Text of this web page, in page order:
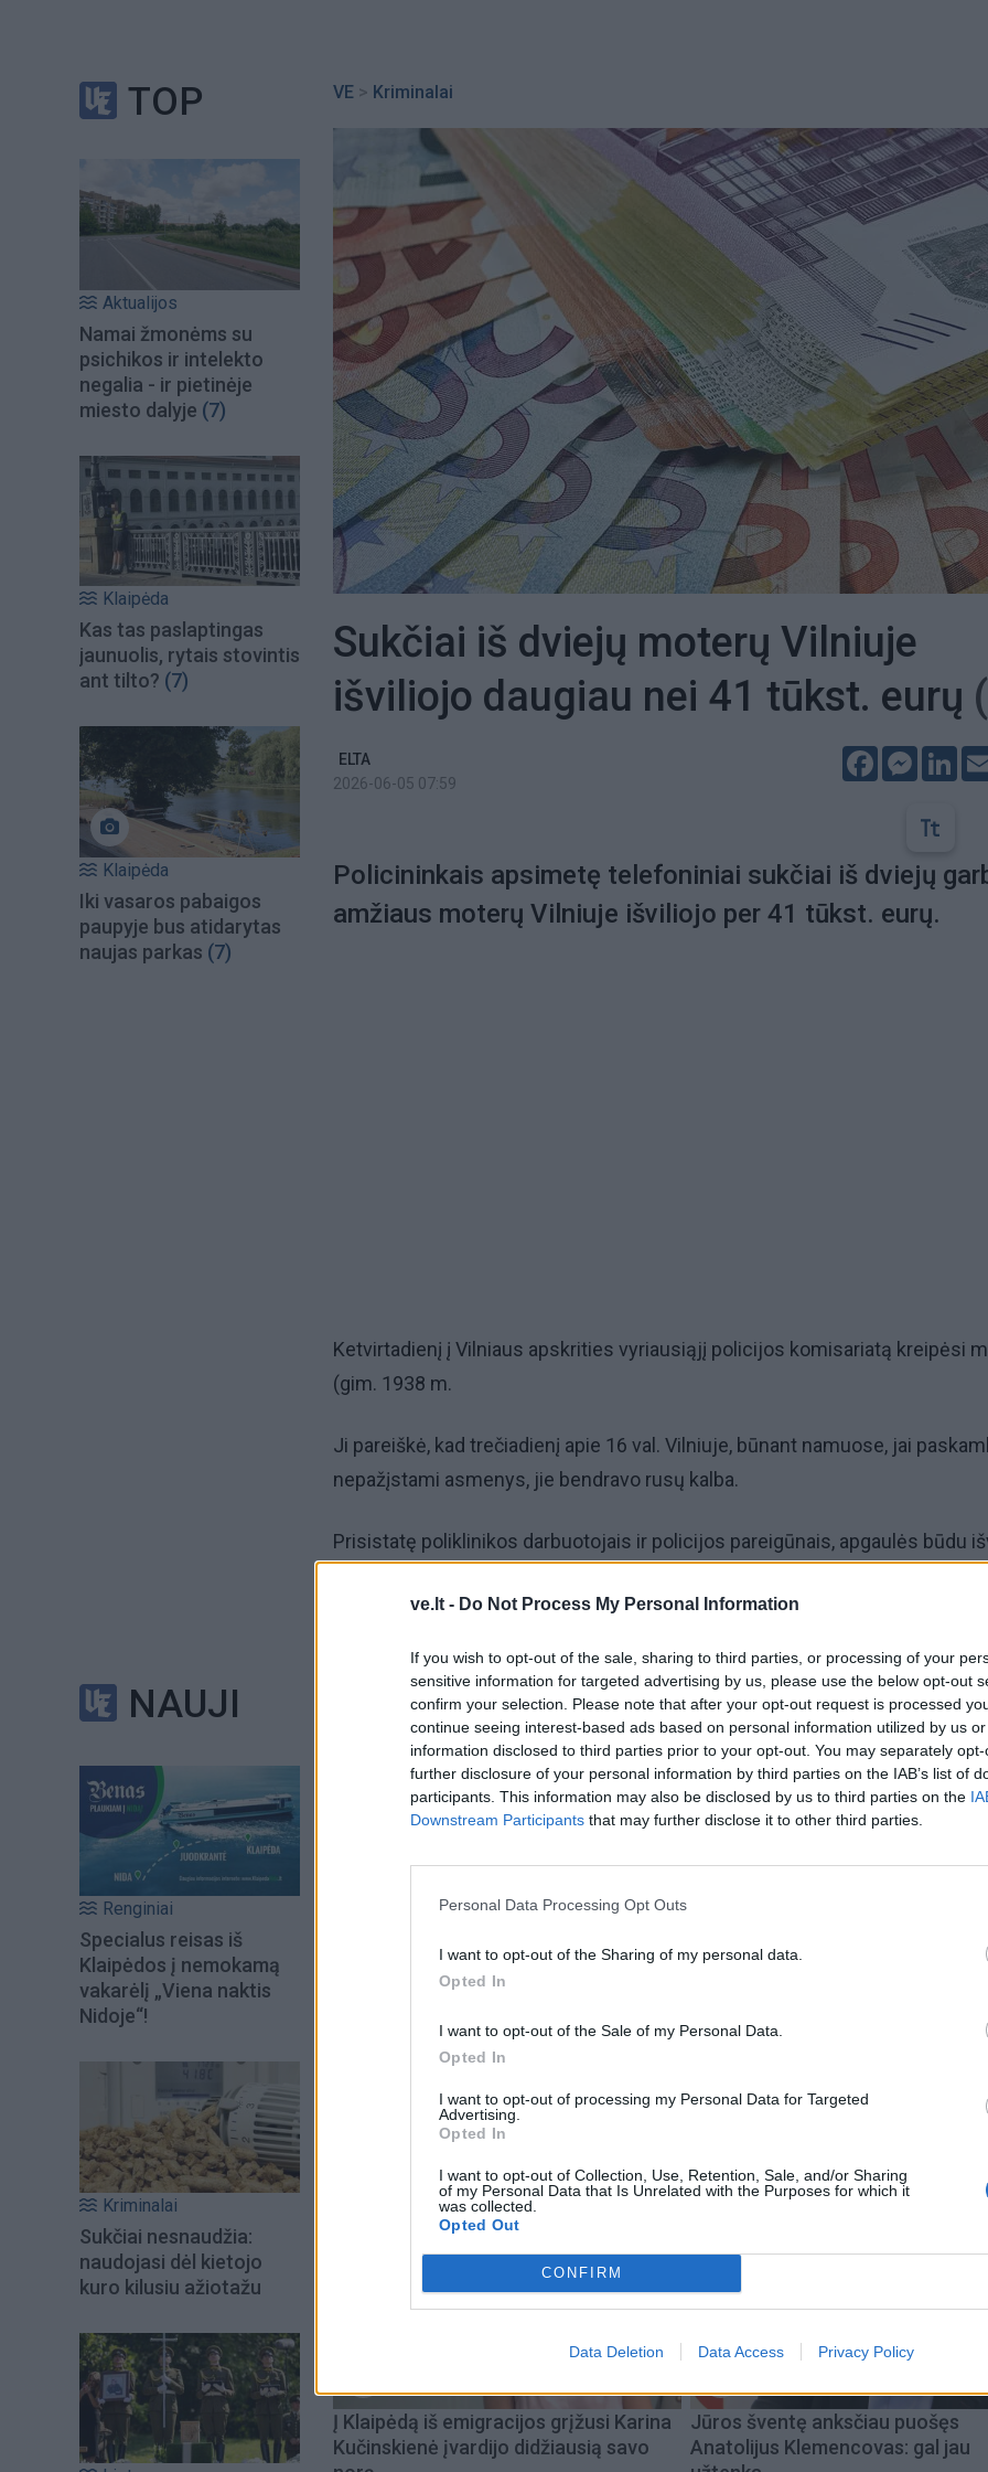
ve.lt - Do Not Process My Personal Information
If you wish to opt-out of the sale, sharing to third parties, or processing of your
sensitive information for targeted advertising by us, please use the below opt-out
confirm your selection. Please note that after your opt-out request is processed
continue seeing interest-based ads based on personal information utilized by us
information disclosed to third parties prior to your opt-out. You may separately
further disclosure of your personal information by third parties on the IAB’s list of
participants. This information may also be disclosed by us to third parties on the
Downstream Participants that may further disclose it to other third parties.
Personal Data Processing Opt Outs
I want to opt-out of the Sharing of my personal data.
Opted In
I want to opt-out of the Sale of my Personal Data.
Opted In
I want to opt-out of processing my Personal Data for Targeted
Advertising.
Opted In
I want to opt-out of Collection, Use, Retention, Sale, and/or Sharing
of my Personal Data that Is Unrelated with the Purposes for which it
was collected.
Opted Out
CONFIRM
Data Deletion Data Access Privacy Policy
TOP
Aktualijos
Namai žmonėms su
psichikos ir intelekto
negalia - ir pietinėje
miesto dalyje (7)
Klaipėda
Kas tas paslaptingas
jaunuolis, rytais stovintis
ant tilto? (7)
Klaipėda
Iki vasaros pabaigos
paupyje bus atidarytas
naujas parkas (7)
NAUJI
Renginiai
Specialus reisas iš
Klaipėdos į nemokamą
vakarėlį „Viena naktis
Nidoje“!
Kriminalai
Sukčiai nesnaudžia:
naudojasi dėl kietojo
kuro kilusiu ažiotažu
VE > Kriminalai
Sukčiai iš dviejų moterų Vilniuje
išviliojo daugiau nei 41 tūkst. eurų
ELTA
2026-06-05 07:59
Facebook
Policininkais apsimetę telefoniniai sukčiai iš dviejų
amžiaus moterų Vilniuje išviliojo per 41 tūkst. eurų.
Ketvirtadienį į Vilniaus apskrities vyriausiąjį policijos komisariatą kreipėsi
(gim. 1938 m.
Ji pareiškė, kad trečiadienį apie 16 val. Vilniuje, būnant namuose, jai
nepažįstami asmenys, jie bendravo rusų kalba.
Prisistatę poliklinikos darbuotojais ir policijos pareigūnais, apgaulės būdu
Be to, ketvirtadienį į Vilniaus miesto 3-ąjį policijos komisariatą kreipėsi
(gim. 1947 m.).
79 metų vilnietė pareiškė, kad antradienį Vilniuje, būnant namuose, jai
paskambino nepažįstama moteris. Ji bendravo rusų kalba ir prisistatė esant
neva policijos pareigūnė.
Senolė pinigus atidavė atvykusiai nepažįstamai moteriai.
Dėl minėtų sukčiavimų pradėti ikiteisminiai tyrimai.
Į Klaipėdą iš emigracijos grįžusi Karina
Kučinskienė įvardijo didžiausią savo
Jūros šventę anksčiau puošęs
Anatolijus Klemencovas: gal jau